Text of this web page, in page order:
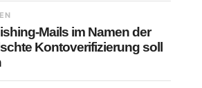
Mails im Namen der
Kontoverifizierung soll